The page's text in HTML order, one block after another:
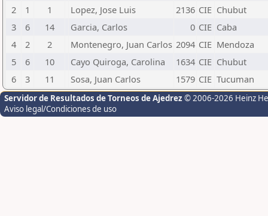
2
1 1 Lopez, Jose Luis 2136 CIE Chubut
3
6 14 Garcia, Carlos 0 CIE Caba
4
2 2 Montenegro, Juan Carlos 2094 CIE Mendoza
5
6 10 Cayo Quiroga, Carolina 1634 CIE Chubut
6
3 11 Sosa, Juan Carlos 1579 CIE Tucuman
Servidor de Resultados de Torneos de Ajedrez © 2006-2026 Heinz
Aviso legal/Condiciones de uso